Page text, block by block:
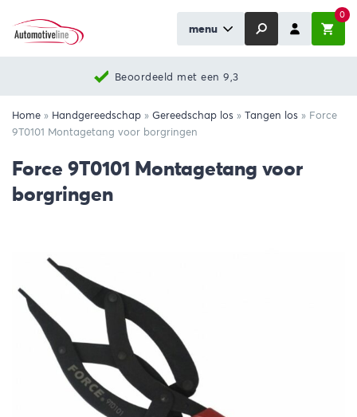
menu
0
Beoordeeld met een 9,3
Home » Handgereedschap » Gereedschap los » Tangen los » Force
9T0101 Montagetang voor borgringen
Force 9T0101 Montagetang voor
borgringen